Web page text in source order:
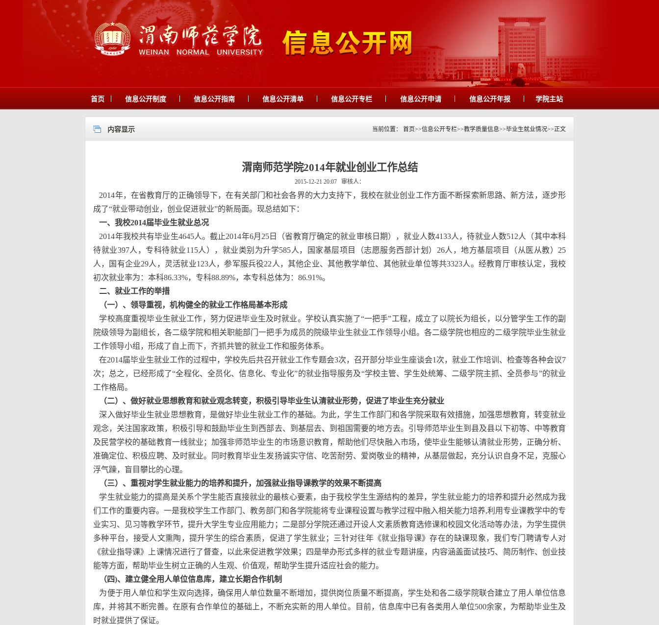
首页 信息公开制度 信息公开指南 信息公开清单 信息公开专栏 信息公开申请 信息公开年报 学院主站
内容显示 当前位置： 首页>>信息公开专栏>>教学质量信息>>毕业生就业情况>>正文
渭南师范学院2014年就业创业工作总结
2015-12-21 20:07 审核人：
2014年，在省教育厅的正确领导下，在有关部门和社会各界的大力支持下，我校在就业创业工作方面不断探索新思路、新方法，逐步形
成了“就业带动创业，创业促进就业”的新局面。现总结如下：
一、我校2014届毕业生就业总况
2014年我校共有毕业生4645人。截止2014年6月25日（省教育厅确定的就业审核日期），就业人数4133人，待就业人数512人（其中本科
待就业397人，专科待就业115人），就业类别为升学585人，国家基层项目（志愿服务西部计划）26人，地方基层项目（从医从教）25
人，国有企业29人，灵活就业123人，参军服兵役22人，其他企业、其他教学单位、其他就业单位等共3323人。经教育厅审核认定，我校
初次就业率为：本科86.33%，专科88.89%，本专科总体为：86.91%。
二、就业工作的举措
（一）、领导重视，机构健全的就业工作格局基本形成
学校高度重视毕业生就业工作，努力促进毕业生及时就业。学校认真实施了“一把手”工程，成立了以院长为组长，以分管学生工作的副
院级领导为副组长，各二级学院和相关职能部门一把手为成员的院级毕业生就业工作领导小组。各二级学院也相应的二级学院毕业生就业
工作领导小组，形成了自上而下，齐抓共管的就业工作和服务体系。
在2014届毕业生就业工作的过程中，学校先后共召开就业工作专题会3次，召开部分毕业生座谈会1次，就业工作培训、检查等各种会议7
次；总之，已经形成了“全程化、全员化、信息化、专业化”的就业指导服务及“学校主管、学生处统筹、二级学院主抓、全员参与”的就业
工作格局。
（二）、做好就业思想教育和就业观念转变，积极引导毕业生认清就业形势，促进了毕业生充分就业
深入做好毕业生就业思想教育，是做好毕业生就业工作的基础。为此，学生工作部门和各学院采取有效措施，加强思想教育，转变就业
观念，关注国家政策，积极引导和鼓励毕业生到西部去、到基层去、到祖国需要的地方去。引导师范毕业生到县及县以下初等、中等教育
及民营学校的基础教育一线就业；加强非师范毕业生的市场意识教育，帮助他们尽快融入市场，使毕业生能够认清就业形势，正确分析、
准确定位、积极应聘、及时就业。同时教育毕业生发扬诚实守信、吃苦耐劳、爱岗敬业的精神，从基层做起，充分认识自身不足，克服心
浮气躁，盲目攀比的心理。
（三）、重视对学生就业能力的培养和提升，加强就业指导课教学的效果不断提高
学生就业能力的提高是关系个学生能否直接就业的最核心要素，由于我校学生生源结构的差异，学生就业能力的培养和提升必然成为我
们工作的重要内容。一是我校学生工作部门、教务部门和各学院能将专业课程设置与教学过程中融入相关能力培养,利用专业课教学中的专
业实习、见习等教学环节，提升大学生专业应用能力；二是部分学院还通过开设人文素质教育选修课和校园文化活动等办法，为学生提供
多种平台，接受人文熏陶，提升学生的综合素质，促进了学生就业；三针对往年《就业指导课》存在的缺课现象，我们专门聘请专人对
《就业指导课》上课情况进行了督查，以此来促进教学效果；四是举办形式多样的就业专题讲座，内容涵盖面试技巧、简历制作、创业技
能等方面，帮助毕业生树立正确的人生观、价值观，帮助学生提升适应社会的能力。
（四)、建立健全用人单位信息库，建立长期合作机制
为便于用人单位和学生双向选择，确保用人单位数量不断增加，提供岗位质量不断提高，学生处和各二级学院联合建立了用人单位信息
库，并将其不断完善。在原有合作单位的基础上，不断充实新的用人单位。目前，信息库中已有各类用人单位500余家，为帮助毕业生及
时就业提供了保证。